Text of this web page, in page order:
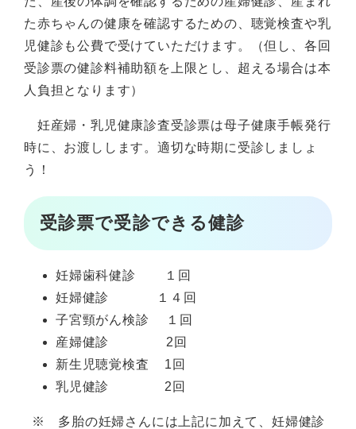
た赤ちゃんの健康を確認するための、聴覚検査や乳
児健診も公費で受けていただけます。（但し、各回
受診票の健診料補助額を上限とし、超える場合は本
人負担となります）
妊産婦・乳児健康診査受診票は母子健康手帳発行
時に、お渡しします。適切な時期に受診しましょ
う！
受診票で受診できる健診
妊婦歯科健診 １回
妊婦健診 １４回
子宮頸がん検診 １回
産婦健診 2回
新生児聴覚検査 1回
乳児健診 2回
※ 多胎の妊婦さんには上記に加えて、妊婦健診